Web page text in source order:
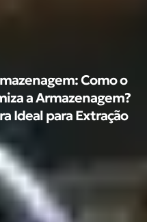
Como o
a Armazenagem?
Ideal para Extração